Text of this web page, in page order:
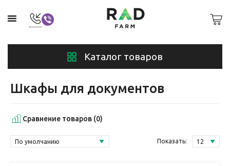
Каталог товаров
Шкафы для документов
Сравнение товаров (0)
Показать: